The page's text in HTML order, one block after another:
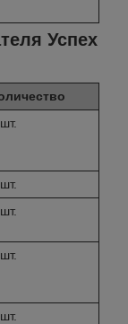
Успех